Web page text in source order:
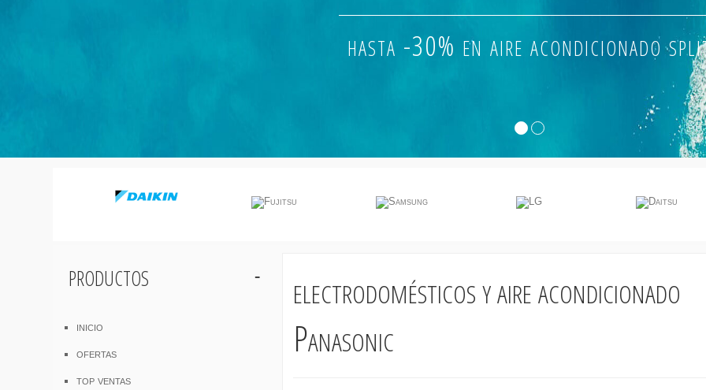
hasta -30% en aire acondicionado
productos
inicio
ofertas
top ventas
electrodomésticos y aire acondicionado
Panasonic